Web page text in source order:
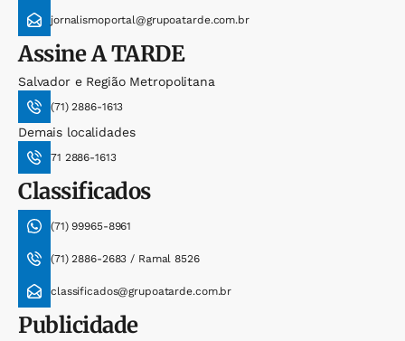
jornalismoportal@grupoatarde.com.br
AssineA TARDE
Salvador e Região Metropolitana
(71) 2886-1613
Demais localidades
71 2886-1613
Classificados
(71) 99965-8961
(71) 2886-2683 / Ramal 8526
classificados@grupoatarde.com.br
Publicidade